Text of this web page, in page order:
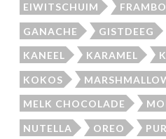
EIWITSCHUIM
GANACHE GISTDEEG
KANEEL KARAMEL
KOKOS
MELK CHOCOLADE
NUTELLA OREO